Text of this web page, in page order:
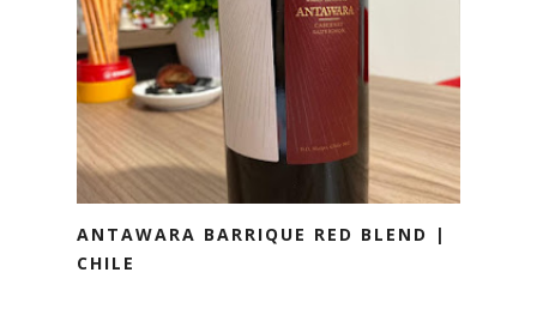
ANTAWARA BARRIQUE RED BLEND |
CHILE